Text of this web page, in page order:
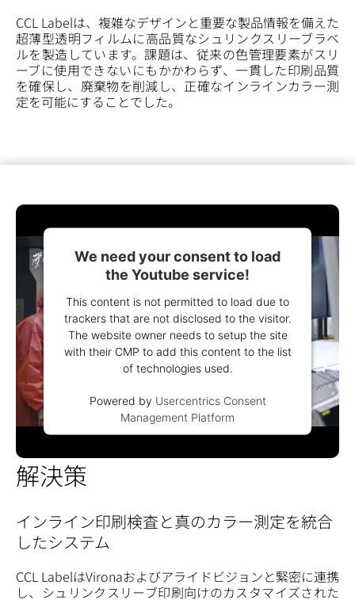
CCL Labelは、複雑なデザインと重要な製品情報を備えた
超薄型透明フィルムに高品質なシュリンクスリーブラベ
ルを製造しています。課題は、従来の色管理要素がスリ
ーブに使用できないにもかかわらず、一貫した印刷品質
を確保し、廃棄物を削減し、正確なインラインカラー測
定を可能にすることでした。
We need your consent to load
the Youtube service!
This content is not permitted to load due to
trackers that are not disclosed to the visitor.
The website owner needs to setup the site
with their CMP to add this content to the list
of technologies used.
Powered by Usercentrics Consent
Management Platform
解決策
インライン印刷検査と真のカラー測定を統合
したシステム
CCL LabelはVironaおよびアライドビジョンと緊密に連携
し、シュリンクスリーブ印刷向けのカスタマイズされた